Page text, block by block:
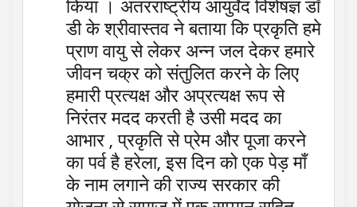
किया । अंतरराष्ट्रीय आयुर्वेद विशेषज्ञ डॉ
डी के श्रीवास्तव ने बताया कि प्रकृति हमे
प्राण वायु से लेकर अन्न जल देकर हमारे
जीवन चक्र को संतुलित करने के लिए
हमारी प्रत्यक्ष और अप्रत्यक्ष रूप से
निरंतर मदद करती है उसी मदद का
आभार , प्रकृति से प्रेम और पूजा करने
का पर्व है हरेला, इस दिन को एक पेड़ माँ
के नाम लगाने की राज्य सरकार की